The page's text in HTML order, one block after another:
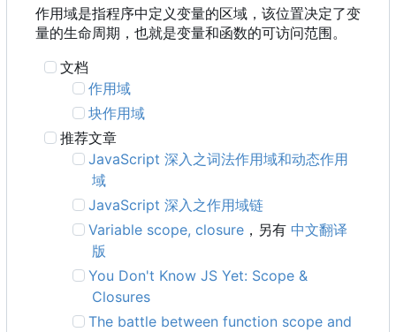
作用域是指程序中定义变量的区域，该位置决定了变
量的生命周期，也就是变量和函数的可访问范围。
文档
作用域
块作用域
推荐文章
JavaScript 深入之词法作用域和动态作用
域
JavaScript 深入之作用域链
Variable scope, closure ，另有 中文翻译
版
You Don't Know JS Yet: Scope &
Closures
The battle between function scope and